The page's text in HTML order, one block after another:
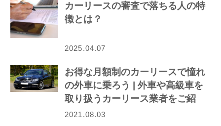
カーリースの審査で落ちる人の特
徴とは？
2025.04.07
お得な月額制のカーリースで憧れ
の外車に乗ろう | 外車や高級車を
取り扱うカーリース業者をご紹
介！
2021.08.03